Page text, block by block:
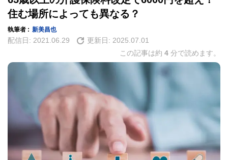
住む場所によっても異なる？
執筆者 : 新美昌也
配信日: 2021.06.29 更新日: 2025.07.01
この記事は約 4 分で読めます。